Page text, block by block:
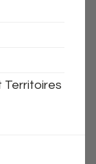
Territoires